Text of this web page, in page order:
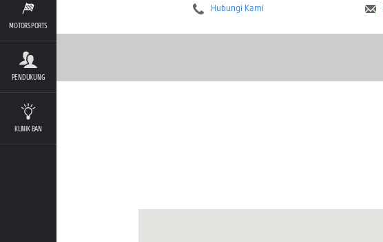
MOTORSPORTS
PENDUKUNG
KLINIK BAN
Hubungi Kami